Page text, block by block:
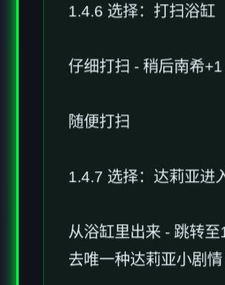
1.4.6 选择：打扫浴缸
仔细打扫 - 稍后南希+1
随便打扫
1.4.7 选择：达莉亚进
从浴缸里出来 - 跳转
去唯一种达莉亚小剧情